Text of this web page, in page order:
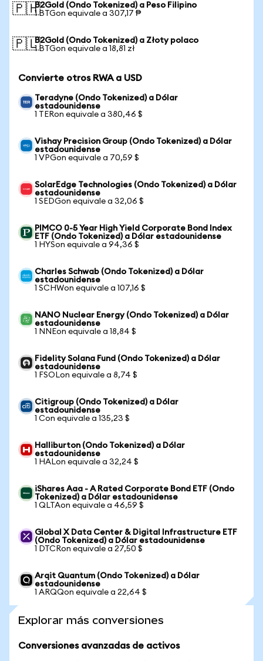
🇵🇭B2Gold (Ondo Tokenized) a Peso Filipino
1 BTGon equivale a 307,17 ₱
🇵🇱B2Gold (Ondo Tokenized) a Złoty polaco
1 BTGon equivale a 18,81 zł
Convierte otros RWA a USD
Teradyne (Ondo Tokenized) a Dólar
estadounidense
1 TERon equivale a 380,46 $
Vishay Precision Group (Ondo Tokenized) a Dólar
estadounidense
1 VPGon equivale a 70,59 $
SolarEdge Technologies (Ondo Tokenized) a Dólar
estadounidense
1 SEDGon equivale a 32,06 $
PIMCO 0-5 Year High Yield Corporate Bond Index
ETF (Ondo Tokenized) a Dólar estadounidense
1 HYSon equivale a 94,36 $
Charles Schwab (Ondo Tokenized) a Dólar
estadounidense
1 SCHWon equivale a 107,16 $
NANO Nuclear Energy (Ondo Tokenized) a Dólar
estadounidense
1 NNEon equivale a 18,84 $
Fidelity Solana Fund (Ondo Tokenized) a Dólar
estadounidense
1 FSOLon equivale a 8,74 $
Citigroup (Ondo Tokenized) a Dólar
estadounidense
1 Con equivale a 135,23 $
Halliburton (Ondo Tokenized) a Dólar
estadounidense
1 HALon equivale a 32,24 $
iShares Aaa - A Rated Corporate Bond ETF (Ondo
Tokenized) a Dólar estadounidense
1 QLTAon equivale a 46,59 $
Global X Data Center & Digital Infrastructure ETF
(Ondo Tokenized) a Dólar estadounidense
1 DTCRon equivale a 27,50 $
Arqit Quantum (Ondo Tokenized) a Dólar
estadounidense
1 ARQQon equivale a 22,64 $
Explorar más conversiones
Conversiones avanzadas de activos